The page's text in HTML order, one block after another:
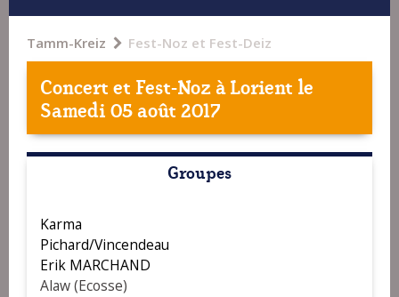
Tamm-Kreiz Fest-Noz et Fest-Deiz
Concert et Fest-Noz àLorient le
Samedi 05 août 2017
Groupes
Karma
Pichard/Vincendeau
Erik MARCHAND
Alaw (Ecosse)